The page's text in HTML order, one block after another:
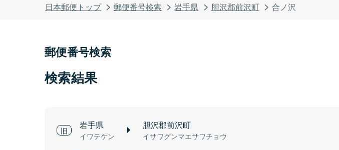
日本郵便トップ 郵便番号検索 岩手県 胆沢郡前沢町 合ノ沢
郵便番号検索
検索結果
岩手県
イワテケン
胆沢郡前沢町
イサワグンマエサワチョウ